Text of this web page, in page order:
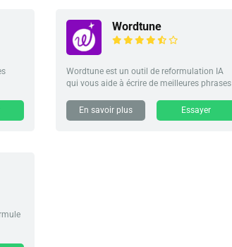
Wordtune
Wordtune est un outil de reformulation IA
qui vous aide à écrire de meilleures phrases
En savoir plus Essayer